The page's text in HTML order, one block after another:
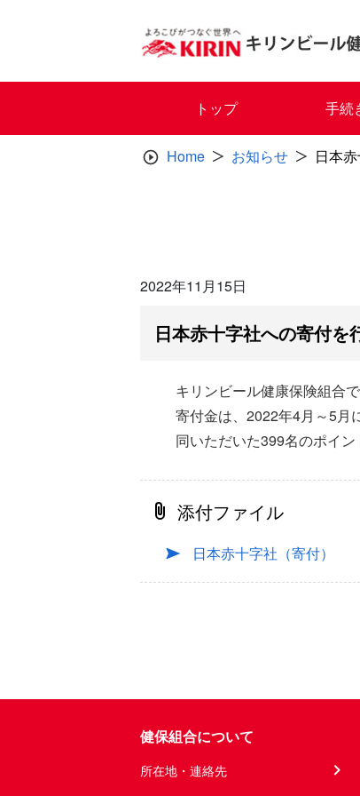
トップ 手続
Home お知らせ 日本
2022年11月15日
日本赤十字社への寄付を
キリンビール健康保険組合
寄付金は、2022年4月～5
同いただいた399名のポイ
添付ファイル
日本赤十字社（寄付）
健保組合について
所在地・連絡先